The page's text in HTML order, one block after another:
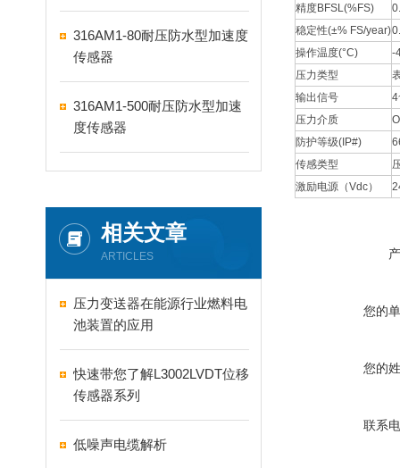
316AM1-80耐压防水型加速度
传感器
316AM1-500耐压防水型加速
度传感器
相关文章
ARTICLES
压力变送器在能源行业燃料电
池装置的应用
快速带您了解L3002LVDT位移
传感器系列
低噪声电缆解析
精度BFSL(%FS)
稳定性(±% FS/year)
操作温度(°C)
-
压力类型
输出信号
压力介质
防护等级(IP#)
传感类型
激励电源（Vdc）
您的
您的
联系